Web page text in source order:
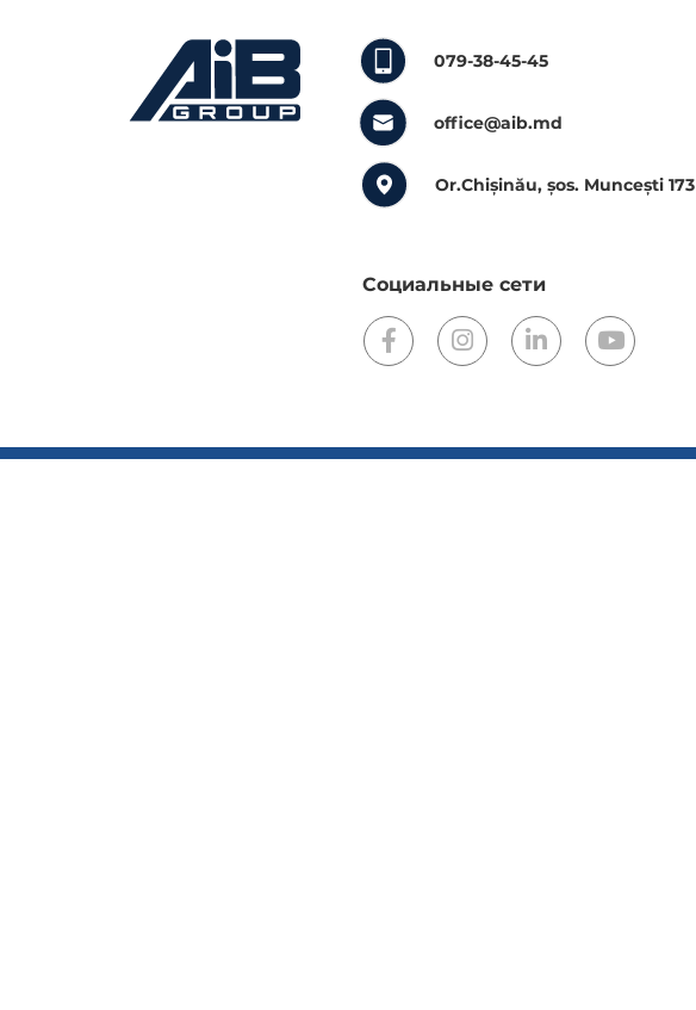
079-38-45-45
office@aib.md
Or.Chișinău, șos. Muncești 173
Социальные сети